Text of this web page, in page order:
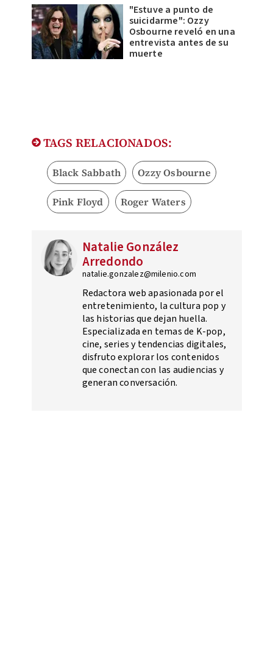
"Estuve a punto de
suicidarme": Ozzy
Osbourne reveló en una
entrevista antes de su
muerte
TAGS RELACIONADOS:
Black Sabbath Ozzy Osbourne
Pink Floyd Roger Waters
Natalie González
Arredondo
natalie.gonzalez@milenio.com
Redactora web apasionada por el
entretenimiento, la cultura pop y
las historias que dejan huella.
Especializada en temas de K-pop,
cine, series y tendencias digitales,
disfruto explorar los contenidos
que conectan con las audiencias y
generan conversación.